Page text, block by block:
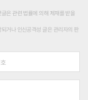
은 관련 법률에 의해 제재를 받을
거나 인신공격성 글은 관리자의 판